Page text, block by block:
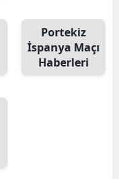
Portekiz
İspanya Maçı
Haberleri